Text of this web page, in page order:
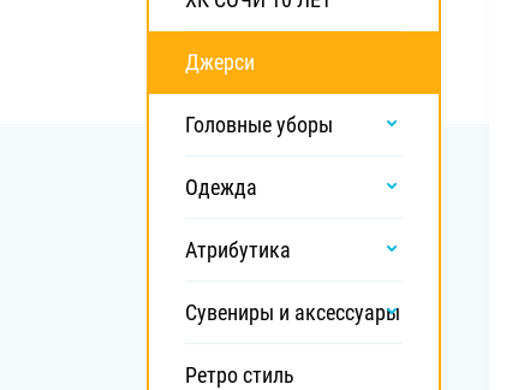
Локомотив
ЦСКА
Шанхайские Драконы
Джерси
Головные уборы
Одежда
Атрибутика
Сувениры и аксессуары
Ретро стиль